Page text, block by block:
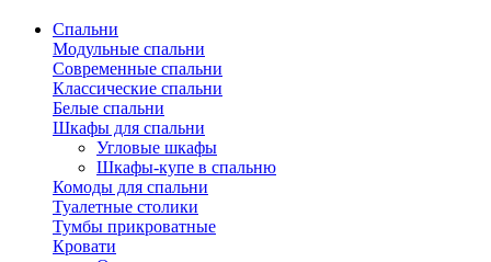
Спальни
Модульные спальни
Современные спальни
Классические спальни
Белые спальни
Шкафы для спальни
Угловые шкафы
Шкафы-купе в спальню
Комоды для спальни
Туалетные столики
Тумбы прикроватные
Кровати